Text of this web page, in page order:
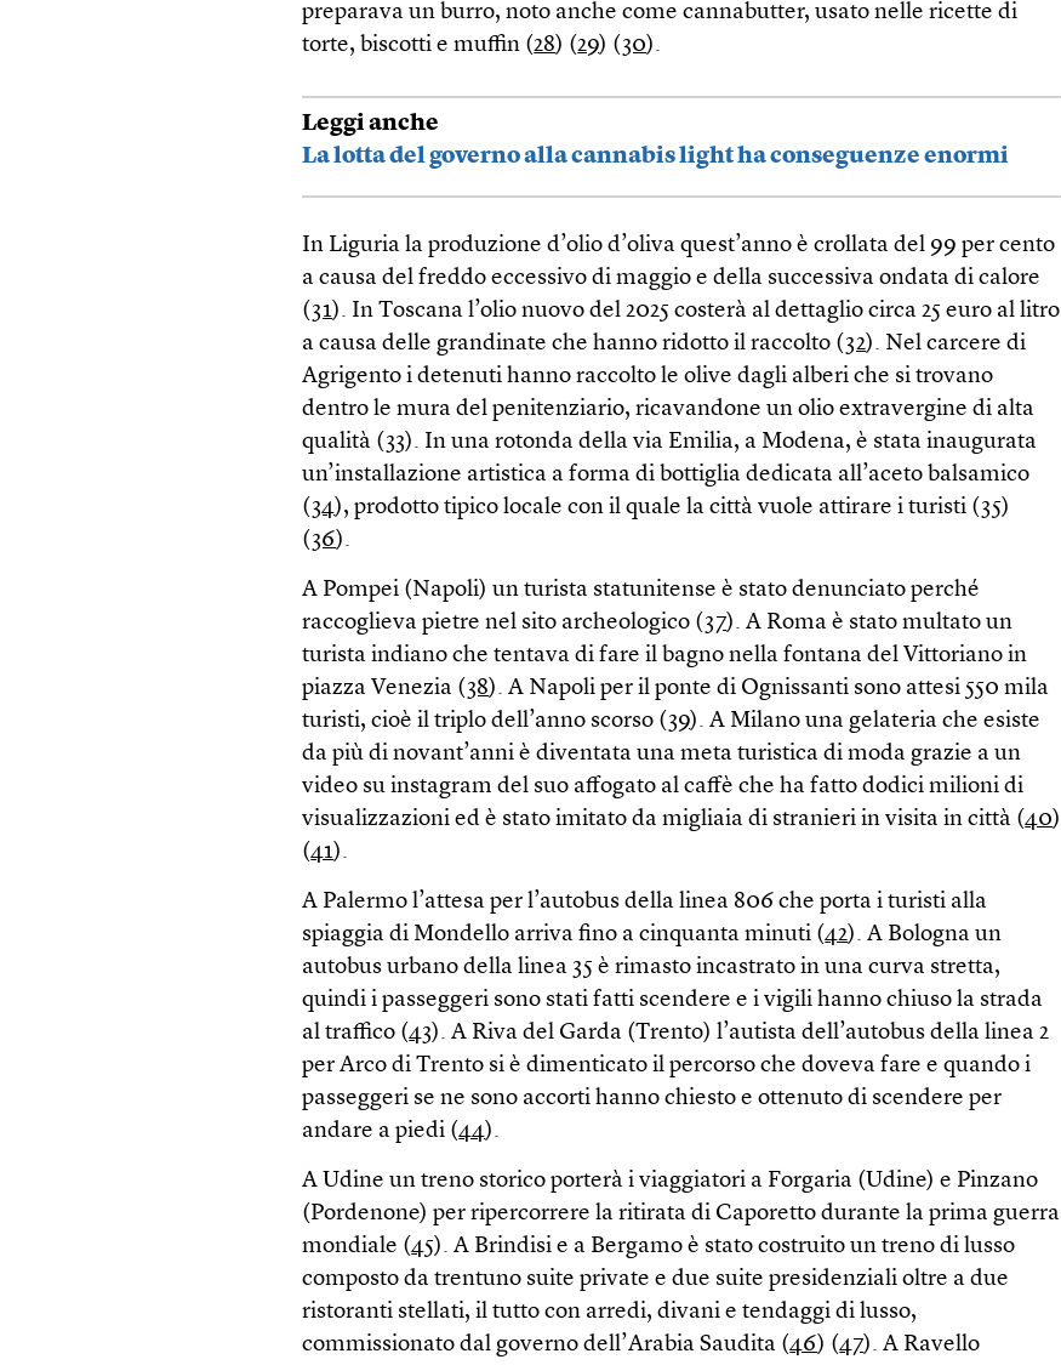
preparava un burro, noto anche come cannabutter, usato nelle ricette di
torte, biscotti e muffin (28) (29) ( 30).
Leggi anche
La lotta del governo alla cannabis light ha conseguenze enormi
In Liguria la produzione d’olio d’oliva quest’anno è crollata del 99 per cento
a causa del freddo eccessivo di maggio e della successiva ondata di calore
( 31). In Toscana l’olio nuovo del 2025 costerà al dettaglio circa 25 euro al litro
a causa delle grandinate che hanno ridotto il raccolto ( 32). Nel carcere di
Agrigento i detenuti hanno raccolto le olive dagli alberi che si trovano
dentro le mura del penitenziario, ricavandone un olio extravergine di alta
qualità ( 33). In una rotonda della via Emilia, a Modena, è stata inaugurata
un’installazione artistica a forma di bottiglia dedicata all’aceto balsamico
( 34), prodotto tipico locale con il quale la città vuole attirare i turisti ( 35)
( 36).
A Pompei (Napoli) un turista statunitense è stato denunciato perché
raccoglieva pietre nel sito archeologico ( 37). A Roma è stato multato un
turista indiano che tentava di fare il bagno nella fontana del Vittoriano in
piazza Venezia ( 38). A Napoli per il ponte di Ognissanti sono attesi 550 mila
turisti, cioè il triplo dell’anno scorso ( 39). A Milano una gelateria che esiste
da più di novant’anni è diventata una meta turistica di moda grazie a un
video su instagram del suo affogato al caffè che ha fatto dodici milioni di
visualizzazioni ed è stato imitato da migliaia di stranieri in visita in città (40)
(41).
A Palermo l’attesa per l’autobus della linea 806 che porta i turisti alla
spiaggia di Mondello arriva fino a cinquanta minuti (42). A Bologna un
autobus urbano della linea 35 è rimasto incastrato in una curva stretta,
quindi i passeggeri sono stati fatti scendere e i vigili hanno chiuso la strada
al traffico (43). A Riva del Garda (Trento) l’autista dell’autobus della linea 2
per Arco di Trento si è dimenticato il percorso che doveva fare e quando i
passeggeri se ne sono accorti hanno chiesto e ottenuto di scendere per
andare a piedi (44).
A Udine un treno storico porterà i viaggiatori a Forgaria (Udine) e Pinzano
(Pordenone) per ripercorrere la ritirata di Caporetto durante la prima guerra
mondiale (45). A Brindisi e a Bergamo è stato costruito un treno di lusso
composto da trentuno suite private e due suite presidenziali oltre a due
ristoranti stellati, il tutto con arredi, divani e tendaggi di lusso,
commissionato dal governo dell’Arabia Saudita (46) (47). A Ravello